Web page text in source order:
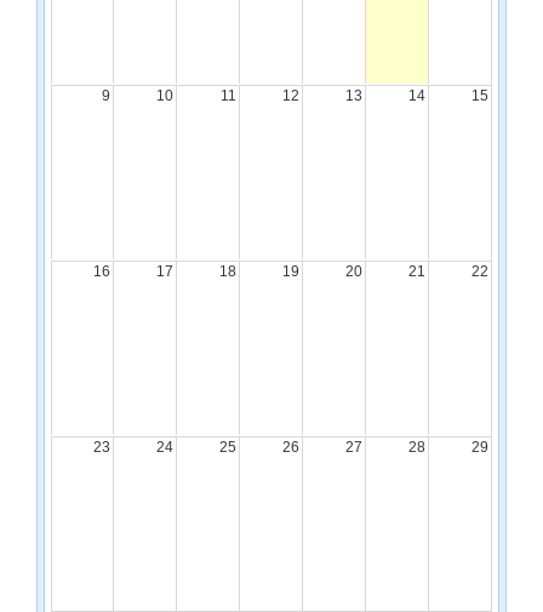
a
y
9 10 11 12 13 14 15
16 17 18 19 20 21 22
23 24 25 26 27 28 29